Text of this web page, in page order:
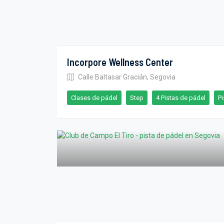
Incorpore Wellness Center
Calle Baltasar Gracián, Segovia
Clases de pádel Step 4 Pistas de pádel